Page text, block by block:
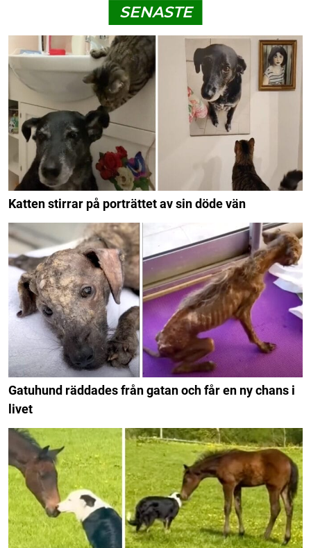
SENASTE
Katten stirrar på porträttet av sin döde vän
Gatuhund räddades från gatan och får en ny chans i
livet